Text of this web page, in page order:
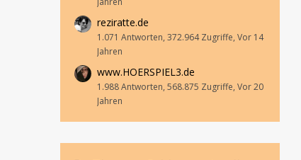
reziratte.de
1.071 Antworten, 372.964 Zugriffe, Vor 14
Jahren
www.HOERSPIEL3.de
1.988 Antworten, 568.875 Zugriffe, Vor 20
Jahren